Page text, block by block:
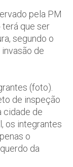
pela PM
terá que ser
segundo o
de
(foto).
de inspeção
cidade de
os integrantes
o
da